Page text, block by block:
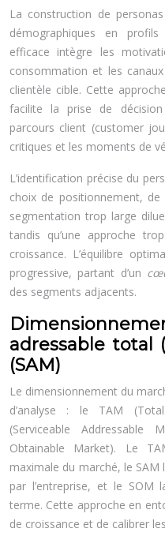
La construction de
démographiques en
efficace intègre les
consommation et les
clientèle cible. Cette
facilite la prise de
parcours client (customer
critiques et les moments de
L’identification précise du
choix de positionnement,
segmentation trop large
tandis qu’une approche
croissance. L’équilibre
progressive, partant d’un
des segments adjacents.
adressable total
(SAM)
Le dimensionnement du
d’analyse : le TAM
(Serviceable Addressable
Obtainable Market). Le
maximale du marché, le
par l’entreprise, et le SOM
terme. Cette approche en
de croissance et de calibrer